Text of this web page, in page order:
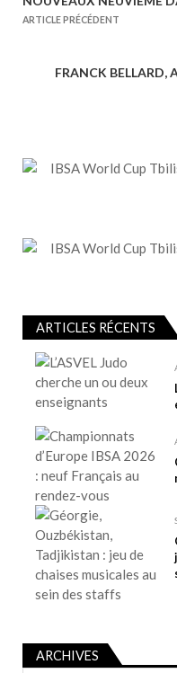
a
i
d
e
ARTICLE PRÉCÉDENT
FRANCK BELLARD,
ARTICLES RÉCENTS
ARCHIVES